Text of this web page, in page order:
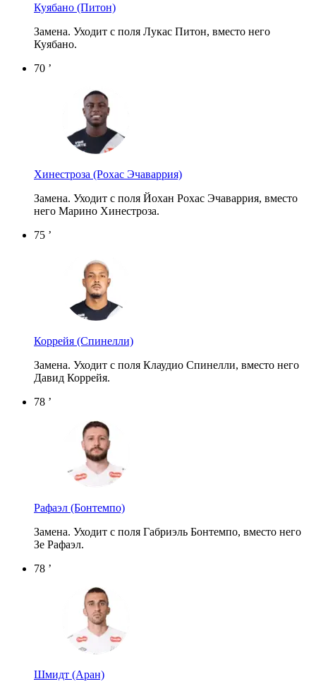
Куябано (Питон)
Замена. Уходит с поля Лукас Питон, вместо него
Куябано.
70 ’
Хинестроза (Рохас Эчаваррия)
Замена. Уходит с поля Йохан Рохас Эчаваррия, вместо
него Марино Хинестроза.
75 ’
Коррейя (Спинелли)
Замена. Уходит с поля Клаудио Спинелли, вместо него
Давид Коррейя.
78 ’
Рафаэл (Бонтемпо)
Замена. Уходит с поля Габриэль Бонтемпо, вместо него
Зе Рафаэл.
78 ’
Шмидт (Аран)